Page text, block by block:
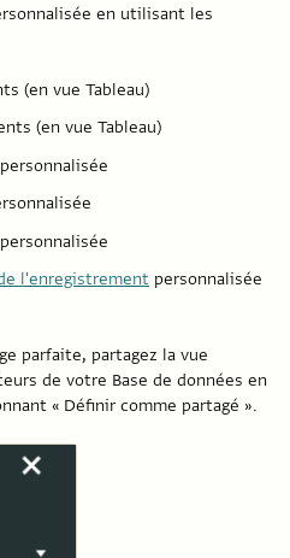
en utilisant les
(en vue Tableau)
(en vue Tableau)
personnalisée
personnalisée
l'enregistrement personnalisée
parfaite, partagez la vue
de votre Base de données en
« Définir comme partagé ».